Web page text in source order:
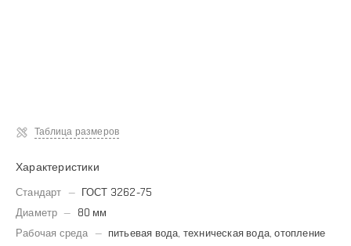
Таблица размеров
Характеристики
Стандарт — ГОСТ 3262-75
Диаметр — 80 мм
Рабочая среда — питьевая вода, техническая вода, отопление